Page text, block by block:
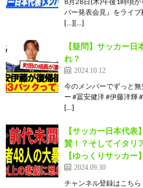
バー発表会見』をライ
[…][…]
【疑問】サッカー
れ？
2024.10.12
今のメンバーでずっと
ー #冨安健洋 #伊藤洋輝
[…]
【サッカー日本代
賛！？そしてイタリ
【ゆっくりサッカー】
2024.09.30
チャンネル登録はこちら